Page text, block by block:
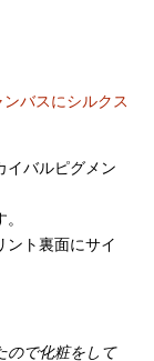
バスにシルクス
イバルピグメン
ト裏面にサイ
ので化粧をして